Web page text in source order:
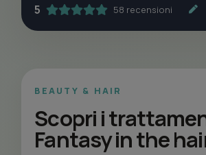
5
58 recensioni
BEAUTY & HAIR
Scopri i
Fantasy in the